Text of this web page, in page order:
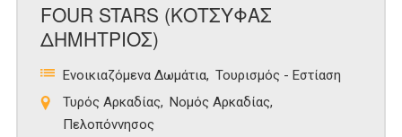
FOUR STARS (ΚΟΤΣΥΦΑΣ
ΔΗΜΗΤΡΙΟΣ)
Ενοικιαζόμενα Δωμάτια Τουρισμός - Εστίαση
Τυρός Αρκαδίας
Νομός Αρκαδίας
Πελοπόννησος